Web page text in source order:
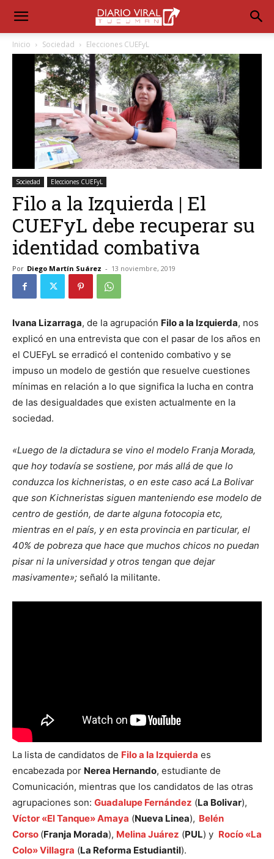
Inicio Sociedad Elecciones CUEFyL
Sociedad Elecciones CUEFyL
Filo a la Izquierda | El
CUEFyL debe recuperar su
identidad combativa
Por Diego Martín Suárez - 13 noviembre, 2019
Ivana Lizarraga, de la agrupación Filo a la Izquierda, nos
explicó en una entrevista que con el pasar de los años en
el CUEFyL se erradicó el contenido combativo y se
impuso un modelo de gestión que resuelve cuestiones
mínimas en relación a lo que significa la lucha en contra
de las desigualdades que existen actualmente en la
sociedad.
«Luego de la dictadura se vino el modelo Franja Morada,
que hoy todavía se sostiene, por más allá de que lo
conduzca los kichneristas, o en este caso acá La Bolivar
que son Kichneristas siguen manteniendo ese modelo de
centro de gestión, de darte alguna fotocopia etc,
mientras en el país, y en esta provincia en particular, el
40% de pobreza que hace que muchos chicos no puedan
pisar ni la universidad y otros tengan que dejar
masivamente»; señaló la militante.
La lista de candidatos de Filo a la Izquierda es
encabezada por Nerea Hernando, estudiante de
Comunicación, mientras que los candidatos de las otras
agrupaciones son: Guadalupe Fernández (La Bolivar),
Víctor «El Tanque» Amaya (Nueva Linea), Belén
Corso (Franja Morada), Melina Juárez (PUL) y Rocío «La
Colo» Villagra (La Reforma Estudiantil).